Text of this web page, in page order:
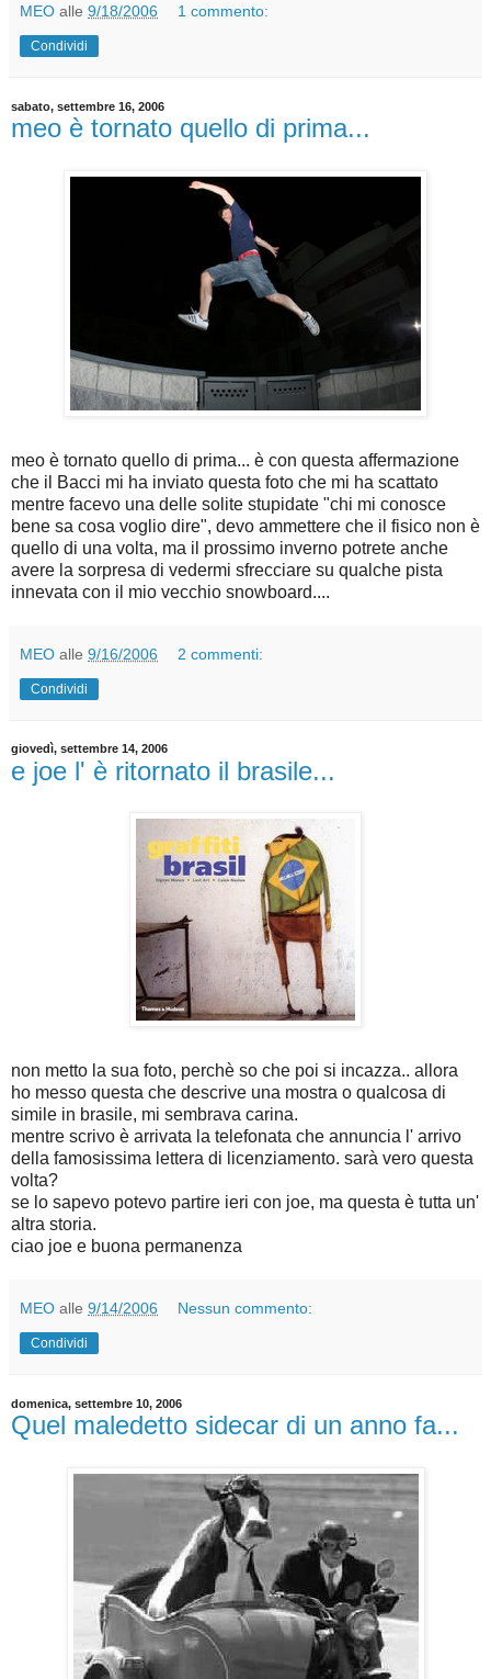
MEO alle 9/18/2006 1 commento:
Condividi
sabato, settembre 16, 2006
meo è tornato quello di prima...
meo è tornato quello di prima... è con questa affermazione
che il Bacci mi ha inviato questa foto che mi ha scattato
mentre facevo una delle solite stupidate "chi mi conosce
bene sa cosa voglio dire", devo ammettere che il fisico non è
quello di una volta, ma il prossimo inverno potrete anche
avere la sorpresa di vedermi sfrecciare su qualche pista
innevata con il mio vecchio snowboard....
MEO alle 9/16/2006 2 commenti:
Condividi
giovedì, settembre 14, 2006
e joe l' è ritornato il brasile...
non metto la sua foto, perchè so che poi si incazza.. allora
ho messo questa che descrive una mostra o qualcosa di
simile in brasile, mi sembrava carina.
mentre scrivo è arrivata la telefonata che annuncia l' arrivo
della famosissima lettera di licenziamento. sarà vero questa
volta?
se lo sapevo potevo partire ieri con joe, ma questa è tutta un'
altra storia.
ciao joe e buona permanenza
MEO alle 9/14/2006 Nessun commento:
Condividi
domenica, settembre 10, 2006
Quel maledetto sidecar di un anno fa...